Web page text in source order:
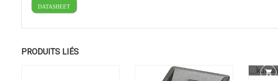
DATASHEET
PRODUITS LIÉS